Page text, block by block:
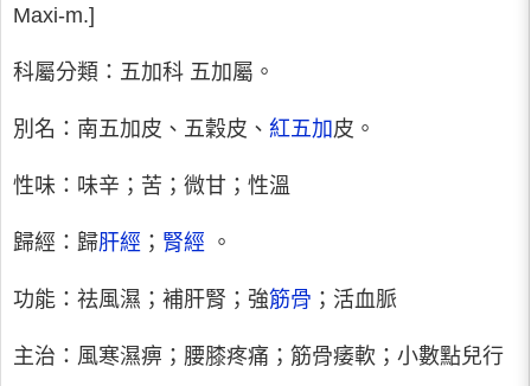
Maxi-m.]
科屬分類：五加科 五加屬。
別名：南五加皮、五穀皮、 紅五加 皮。
性味：味辛；苦；微甘；性溫
歸經：歸肝經 ； 腎經 。
功能：祛風濕；補肝腎；強筋骨 ；活血脈
主治：風寒濕痹；腰膝疼痛；筋骨痿軟；小數點兒行